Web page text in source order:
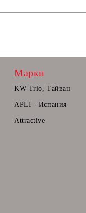
Постоянна количка.
Радваме се да Ви
които ще може да
Марки
KW-Trio, Тайван
APLI - Испания
Attractive